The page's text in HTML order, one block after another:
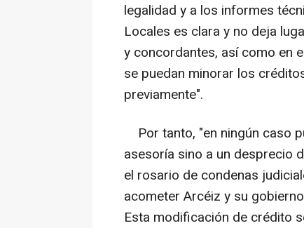
legalidad y a los informes
Locales es clara y no deja
y concordantes, así como en
se puedan minorar los
previamente".
Por tanto, "en ningún caso
asesoría sino a un desprecio
el rosario de condenas
acometer Arcéiz y su
Esta modificación de crédito